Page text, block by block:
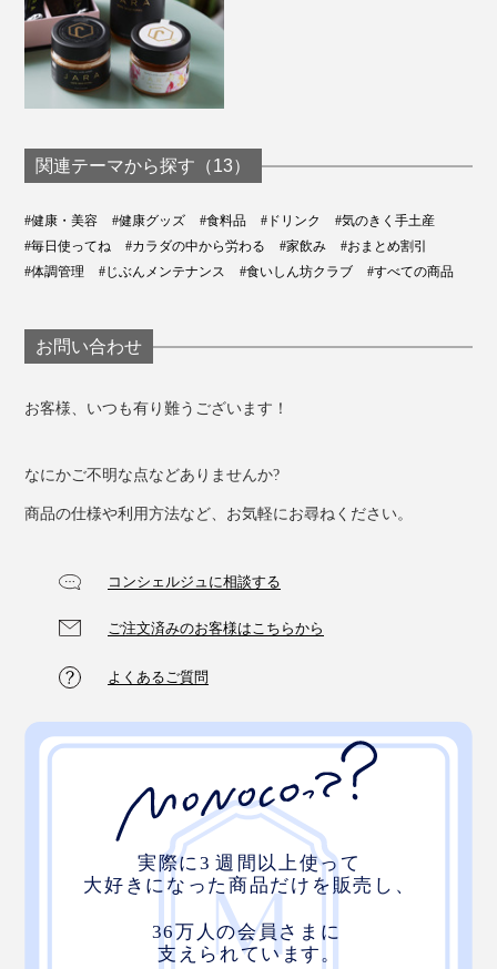
関連テーマから探す（13）
#健康・美容 #健康グッズ #食料品 #ドリンク
#気のきく手土産
#毎日使ってね
#カラダの中から労わる #家飲み
#おまとめ割引
#体調管理
#じぶんメンテナンス #食いしん坊クラブ #すべての商品
お問い合わせ
お客様、いつも有り難うございます！
なにかご不明な点などありませんか?
商品の仕様や利用方法など、お気軽にお尋ねください。
コンシェルジュに相談する
ご注文済みのお客様はこちらから
よくあるご質問